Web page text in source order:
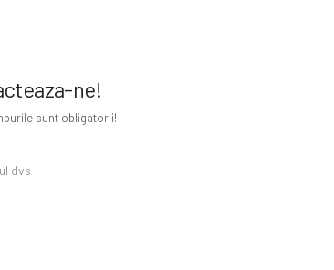
ne!
sunt obligatorii!